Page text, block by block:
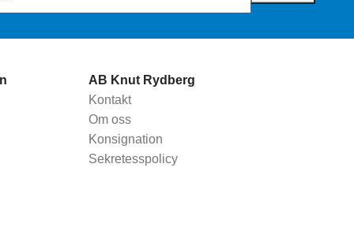
AB Knut Rydberg
Kontakt
Om oss
Konsignation
Sekretesspolicy